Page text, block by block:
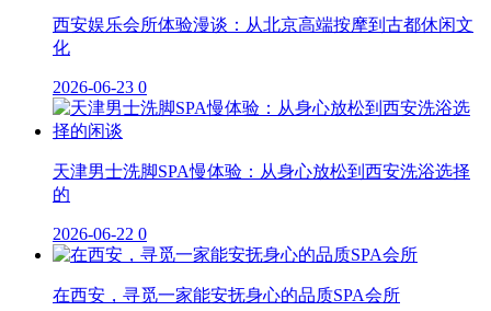
西安娱乐会所体验漫谈：从北京高端按摩到古都休闲文
化
2026-06-23 0
天津男士洗脚SPA慢体验：从身心放松到西安洗浴选择
的
2026-06-22 0
在西安，寻觅一家能安抚身心的品质SPA会所